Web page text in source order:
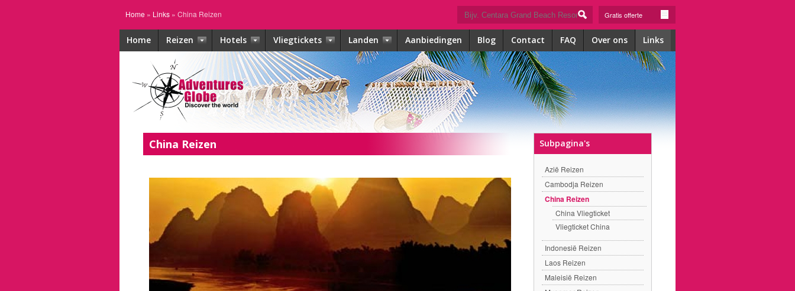
Home » Links » China Reizen Gratis offerte
Home Reizen Hotels Vliegtickets Landen Aanbiedingen Blog Contact FAQ Over ons Links
China Reizen Subpagina's
Azië Reizen
Cambodja Reizen
China Reizen
China Vliegticket
Vliegticket China
Indonesië Reizen
Laos Reizen
Maleisië Reizen